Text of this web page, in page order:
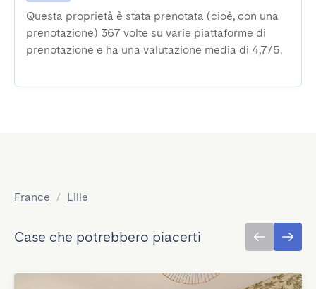
Questa proprietà è stata prenotata (cioè, con una
prenotazione) 367 volte su varie piattaforme di
prenotazione e ha una valutazione media di 4,7/5.
France / Lille
Case che potrebbero piacerti